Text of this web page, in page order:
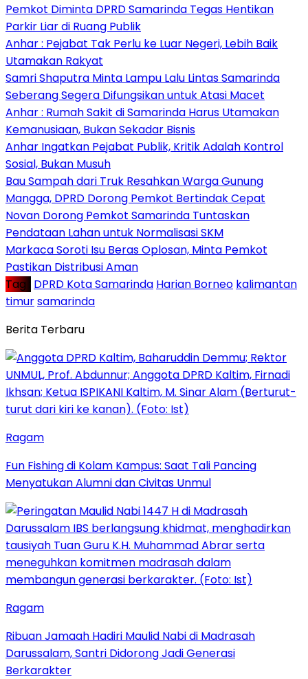
Pemkot Diminta DPRD Samarinda Tegas Hentikan
Parkir Liar di Ruang Publik
Anhar : Pejabat Tak Perlu ke Luar Negeri, Lebih Baik
Utamakan Rakyat
Samri Shaputra Minta Lampu Lalu Lintas Samarinda
Seberang Segera Difungsikan untuk Atasi Macet
Anhar : Rumah Sakit di Samarinda Harus Utamakan
Kemanusiaan, Bukan Sekadar Bisnis
Anhar Ingatkan Pejabat Publik, Kritik Adalah Kontrol
Sosial, Bukan Musuh
Bau Sampah dari Truk Resahkan Warga Gunung
Mangga, DPRD Dorong Pemkot Bertindak Cepat
Novan Dorong Pemkot Samarinda Tuntaskan
Pendataan Lahan untuk Normalisasi SKM
Markaca Soroti Isu Beras Oplosan, Minta Pemkot
Pastikan Distribusi Aman
Tag : DPRD Kota Samarinda Harian Borneo kalimantan
timursamarinda
Berita Terbaru
Ragam
Fun Fishing di Kolam Kampus: Saat Tali Pancing
Menyatukan Alumni dan Civitas Unmul
Ragam
Ribuan Jamaah Hadiri Maulid Nabi di Madrasah
Darussalam, Santri Didorong Jadi Generasi
Berkarakter